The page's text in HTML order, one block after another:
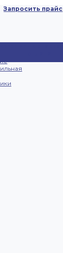
Запросить прайс